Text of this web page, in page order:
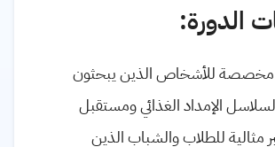
الدورة:
مخصصة للأشخاص الذين يبحثون
الإمداد الغذائي ومستقبل
مثالية للطلاب والشباب الذين